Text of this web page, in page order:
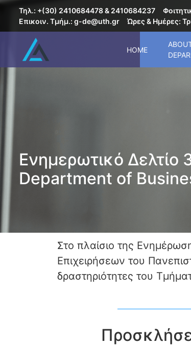
Τηλ.: +(30) 2410684478 & 2410684237
Επικοιν. Τμήμ.: g-de@uth.gr
Ώρες & Ημέρες:
HOME
Ενημερωτικό Δελτίο
Department of
Στο πλαίσιο της
Επιχειρήσεων του
δραστηριότητες του